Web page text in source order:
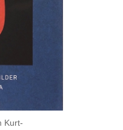
Kurt-